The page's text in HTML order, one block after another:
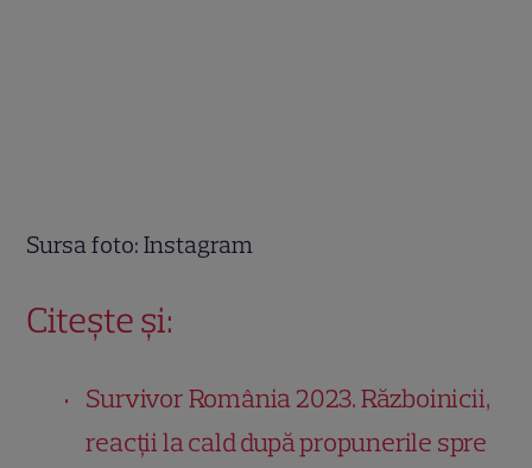
Sursa foto: Instagram
Citește și:
Survivor România 2023. Războinicii,
reacții la cald după propunerile spre